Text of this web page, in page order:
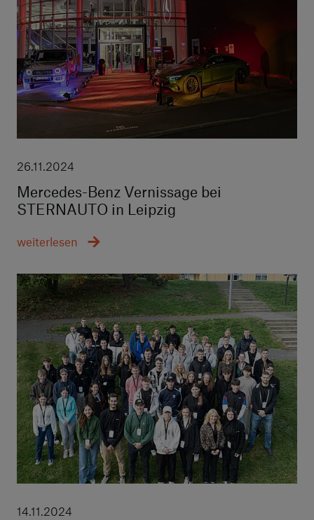
26.11.2024
Mercedes-Benz Vernissage bei
STERNAUTO in Leipzig
weiterlesen
14.11.2024